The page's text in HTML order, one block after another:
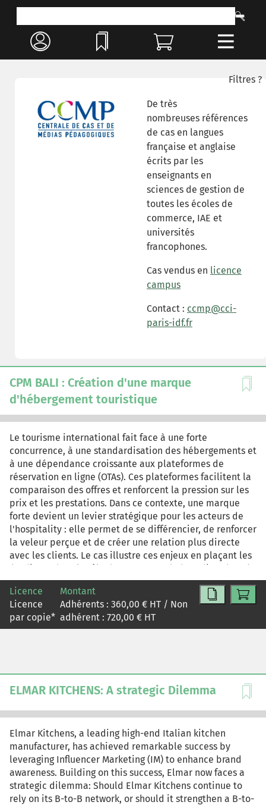
Filtres ?
De très
nombreuses références
de cas en langues
française et anglaise
écrits par les
enseignants en
sciences de gestion de
toutes les écoles de
commerce, IAE et
universités
francophones.
Cas vendus en licence
campus
Contact : ccmp@cci-
paris-idf.fr
CPM BALI : Création d'une marque
d'hébergement touristique
Le tourisme international fait face à une forte
concurrence, à une standardisation des hébergements et
à une dépendance croissante aux plateformes de
réservation en ligne (OTAs). Ces plateformes facilitent la
comparaison des offres et renforcent la pression sur les
prix et les prestations. Dans ce contexte, une marque
forte devient un levier stratégique pour les acteurs de
l'hospitality : elle permet de se différencier, de renforcer
la veleur perçue et de créer une relation plus directe
avec les clients. Le cas illustre ces enjeux en plaçant les
étudiants dans le rôle d'une agence de branding chargée
de repenser l'identité et le positionnement d'un acteur
historique de l'hébergement à Bali. Leur mission
consiste à concevoir une nouvelle marque capable de
valoriser un portefeuille de biens varié et de soutenir
Licence
Licence
par copie*
Montant
Adhérents : 360,00 € HT / Non
adhérent : 720,00 € HT
ELMAR KITCHENS: A strategic Dilemma
Elmar Kitchens, a leading high-end Italian kitchen
manufacturer, has achieved remarkable success by
leveraging Influencer Marketing (IM) to enhance brand
awareness. Building on this success, Elmar now faces a
strategic dilemma: Should Elmar Kitchens continue to
rely on its B-to-B network, or should it strengthen a B-to-